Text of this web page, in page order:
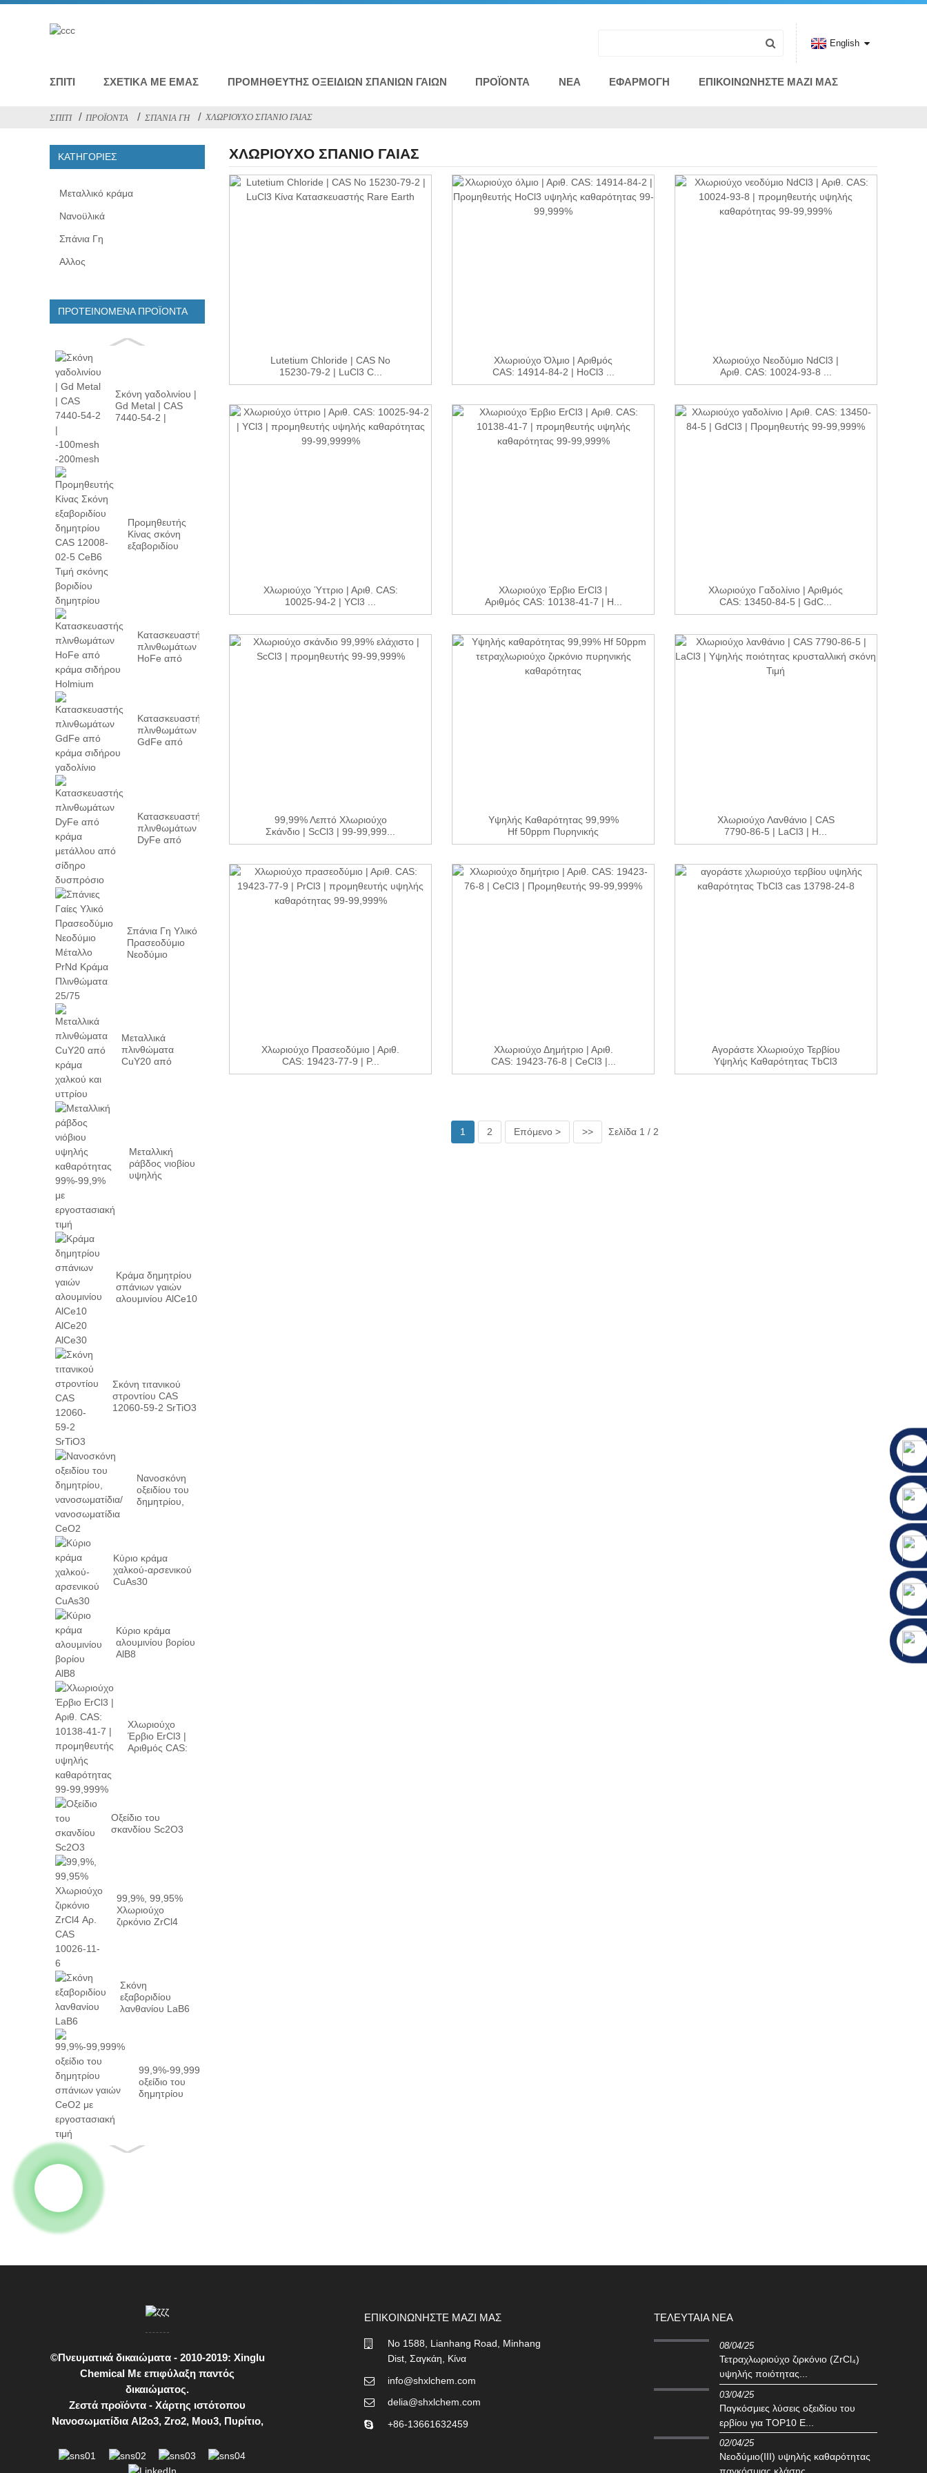
ΣΠΊΤΙ ΣΧΕΤΙΚΆ ΜΕ ΕΜΆΣ ΠΡΟΜΗΘΕΥΤΉΣ ΟΞΕΙΔΊΩΝ ΣΠΆΝΙΩΝ ΓΑΙΏΝ ΠΡΟΪΌΝΤΑ ΝΈΑ ΕΦΑΡΜΟΓΉ ΕΠΙΚΟΙΝΩΝΉΣΤΕ ΜΑΖΊ ΜΑΣ
English
ΣΠΊΤΙ ΠΡΟΪΌΝΤΑ ΣΠΆΝΙΑ ΓΗ ΧΛΩΡΙΟΎΧΟ ΣΠΆΝΙΟ ΓΑΊΑΣ
ΚΑΤΗΓΟΡΊΕΣ
Μεταλλικό κράμα
Νανοϋλικά
Σπάνια Γη
Αλλος
ΠΡΟΤΕΙΝΌΜΕΝΑ ΠΡΟΪΌΝΤΑ
Σκόνη γαδολινίου |
Gd Metal | CAS
7440-54-2 |
Προμηθευτής
Κίνας σκόνη
εξαβοριδίου
Κατασκευαστής
πλινθωμάτων
HoFe από
Κατασκευαστής
πλινθωμάτων
GdFe από
Κατασκευαστής
πλινθωμάτων
DyFe από
Σπάνια Γη Υλικό
Πρασεοδύμιο
Νεοδύμιο
Μεταλλικά
πλινθώματα
CuY20 από
Μεταλλική
ράβδος νιοβίου
υψηλής
Κράμα δημητρίου
σπάνιων γαιών
αλουμινίου AlCe10
Σκόνη τιτανικού
στροντίου CAS
12060-59-2 SrTiO3
Νανοσκόνη
οξειδίου του
δημητρίου,
Κύριο κράμα
χαλκού-αρσενικού
CuAs30
Κύριο κράμα
αλουμινίου βορίου
AlB8
Χλωριούχο
Έρβιο ErCl3 |
Αριθμός CAS:
Οξείδιο του
σκανδίου Sc2O3
99,9%, 99,95%
Χλωριούχο
ζιρκόνιο ZrCl4
Σκόνη
εξαβοριδίου
λανθανίου LaB6
99,9%-99,999%
οξείδιο του
δημητρίου
ΧΛΩΡΙΟΎΧΟ ΣΠΆΝΙΟ ΓΑΊΑΣ
Lutetium Chloride | CAS No
15230-79-2 | LuCl3 C...
Χλωριούχο Όλμιο | Αριθμός
CAS: 14914-84-2 | HoCl3 ...
Χλωριούχο Νεοδύμιο NdCl3 |
Αριθ. CAS: 10024-93-8 ...
Χλωριούχο Ύττριο | Αριθ. CAS:
10025-94-2 | YCl3 ...
Χλωριούχο Έρβιο ErCl3 |
Αριθμός CAS: 10138-41-7 | H...
Χλωριούχο Γαδολίνιο | Αριθμός
CAS: 13450-84-5 | GdC...
99,99% Λεπτό Χλωριούχο
Σκάνδιο | ScCl3 | 99-99,999...
Υψηλής Καθαρότητας 99,99%
Hf 50ppm Πυρηνικής
Ποιότητας...
Χλωριούχο Λανθάνιο | CAS
7790-86-5 | LaCl3 | H...
Χλωριούχο Πρασεοδύμιο | Αριθ.
CAS: 19423-77-9 | P...
Χλωριούχο Δημήτριο | Αριθ.
CAS: 19423-76-8 | CeCl3 |...
Αγοράστε Χλωριούχο Τερβίου
Υψηλής Καθαρότητας TbCl3
Cas 1379...
1 2 Επόμενο > >> Σελίδα 1 / 2
©Πνευματικά δικαιώματα - 2010-2019: Xinglu
Chemical Με επιφύλαξη παντός
δικαιώματος.
Ζεστά προϊόντα - Χάρτης ιστότοπου
Νανοσωματίδια Al2o3, Zro2, Μου3, Πυρίτιο,
ΕΠΙΚΟΙΝΩΝΉΣΤΕ ΜΑΖΊ ΜΑΣ
No 1588, Lianhang Road, Minhang
Dist, Σαγκάη, Κίνα
info@shxlchem.com
delia@shxlchem.com
+86-13661632459
ΤΕΛΕΥΤΑΊΑ ΝΈΑ
08/04/25
Τετραχλωριούχο ζιρκόνιο (ZrCl₄)
υψηλής ποιότητας...
03/04/25
Παγκόσμιες λύσεις οξειδίου του
ερβίου για TOP10 E...
02/04/25
Νεοδύμιο(III) υψηλής καθαρότητας